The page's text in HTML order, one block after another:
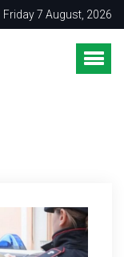
Friday 7 August, 2026